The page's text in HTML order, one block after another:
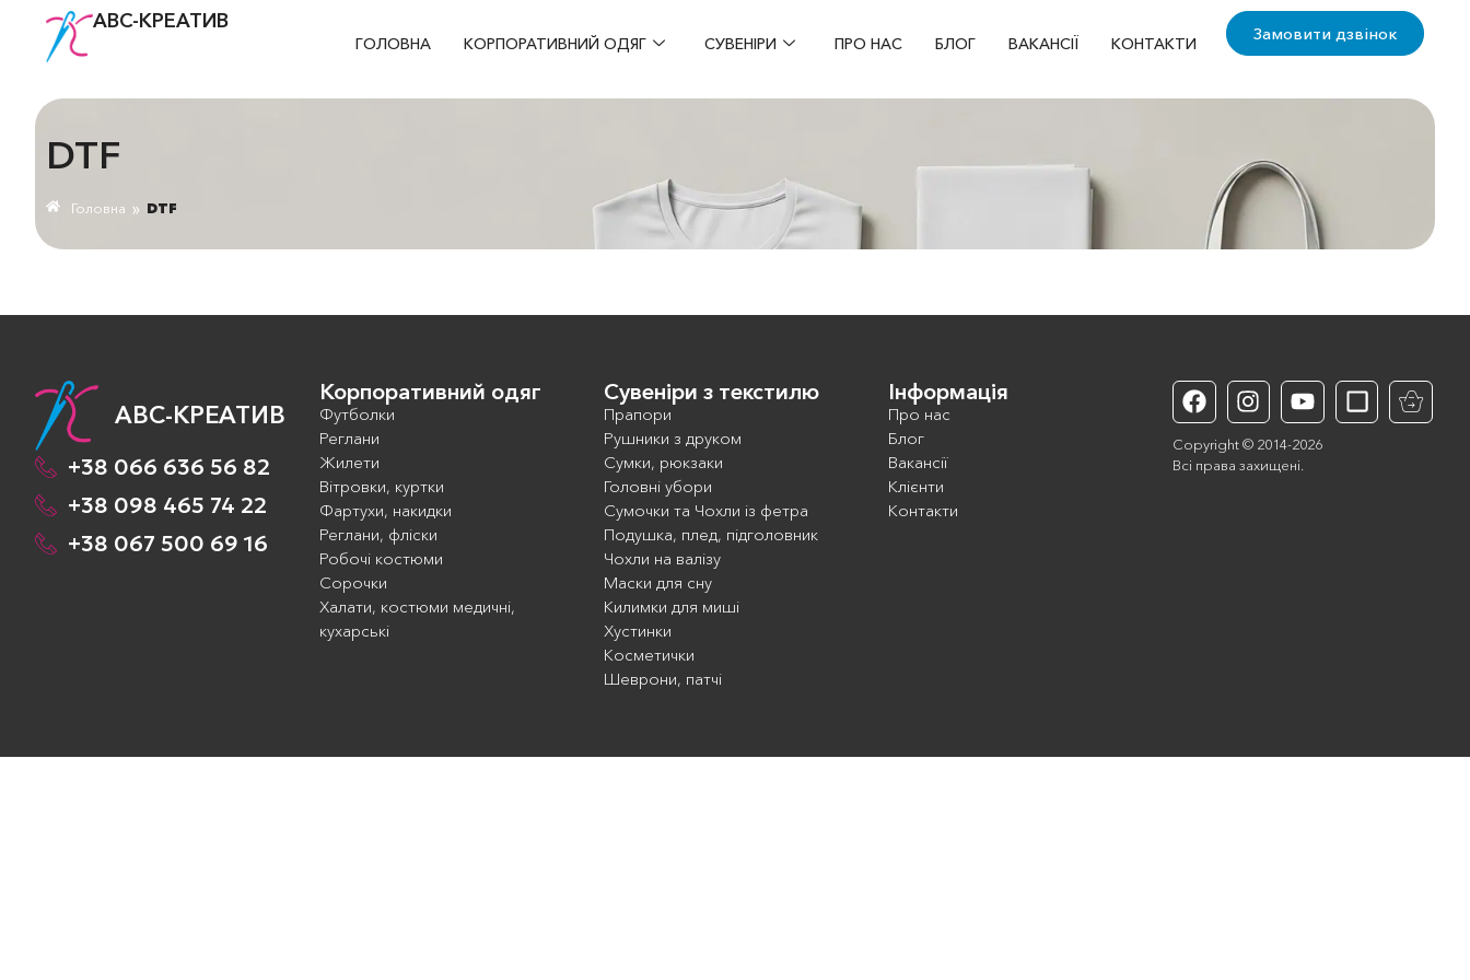
АВС-КРЕАТИВ
ГОЛОВНА КОРПОРАТИВНИЙ ОДЯГ СУВЕНІРИ ПРО НАС БЛОГ ВАКАНСІЇ КОНТАКТИ Замовити дзвінок
DTF
Головна » DTF
АВС-КРЕАТИВ
+38 066 636 56 82
+38 098 465 74 22
+38 067 500 69 16
Корпоративний одяг
Футболки
Реглани
Жилети
Вітровки, куртки
Фартухи, накидки
Реглани, фліски
Робочі костюми
Сорочки
Халати, костюми медичні,
кухарські
Сувеніри з текстилю
Прапори
Рушники з друком
Сумки, рюкзаки
Головні убори
Сумочки та Чохли із фетра
Подушка, плед, підголовник
Чохли на валізу
Маски для сну
Килимки для миші
Хустинки
Косметички
Шеврони, патчі
Інформація
Про нас
Блог
Вакансії
Клієнти
Контакти
Copyright © 2014-2026
Всі права захищені.